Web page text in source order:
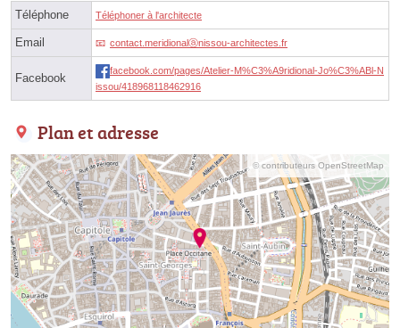
Téléphone Téléphoner à l'architecte
Email contact.meridionalⓐnissou-architectes.fr
Facebook
facebook.com/pages/Atelier-M%C3%A9ridional-Jo%C3%ABl-N
issou/418968118462916
Plan et adresse
© contributeurs OpenStreetMap